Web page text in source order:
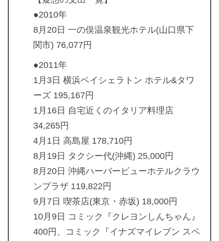
●2010年
8月20日 一の俣温泉観光ホテル(山口県下
関市) 76,077円
●2011年
1月3日 横浜ベイシェラトン ホテル&タワ
ーズ 195,167円
1月16日 自宅近くのイタリア料理店
34,265円
4月1日 高島屋 178,710円
8月19日 タクシー代(沖縄) 25,000円
8月20日 沖縄ハーバービューホテルクラウ
ンプラザ 119,822円
9月7日 喫茶店(東京・赤坂) 18,000円
10月9日 コミック『クレヨンしんちゃん』
400円、コミック『イナズマイレブン スペ